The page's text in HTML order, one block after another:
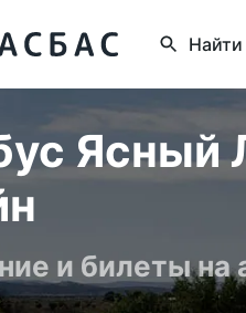
Найти
Ясный
и билеты на